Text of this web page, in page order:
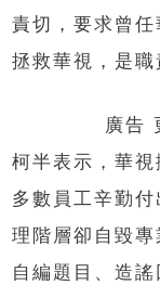
責切，要求曾任
拯救華視，是職
廣告
柯半表示，華視
多數員工辛勤
理階層卻自毀
自編題目、造